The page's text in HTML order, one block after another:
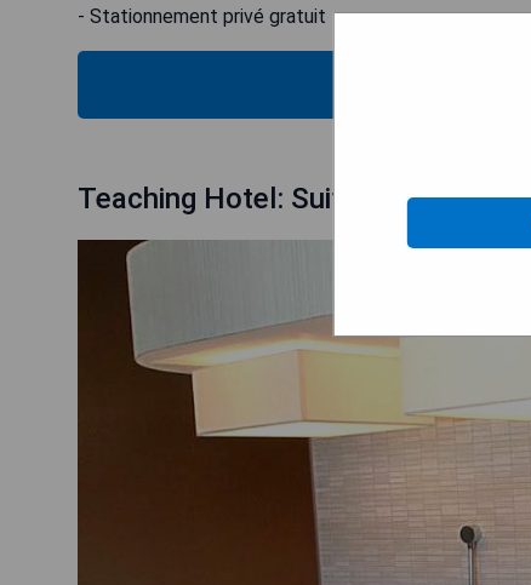
- Stationnement privé gratuit
Teaching Hotel: Suite with Spa